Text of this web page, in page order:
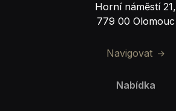
Horní náměstí 21,
779 00 Olomouc
Navigovat
Nabídka